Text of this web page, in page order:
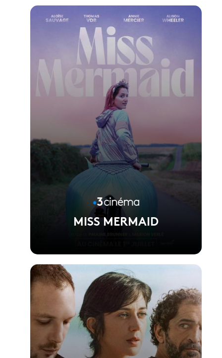
Réalisé par Eric Fraticelli
Voir la fiche du film
MISS MERMAID
Réalisé par Pauline Brunner et Marion Verlé
Voir la fiche du film